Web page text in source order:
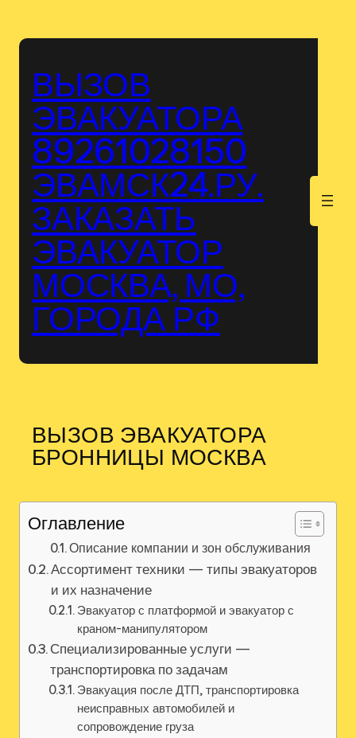
ВЫЗОВ
ЭВАКУАТОРА
89261028150
ЭВАМСК24.РУ.
ЗАКАЗАТЬ
ЭВАКУАТОР
МОСКВА, МО,
ГОРОДА РФ
ВЫЗОВ ЭВАКУАТОРА
БРОННИЦЫ МОСКВА
Оглавление
Описание компании и зон обслуживания
Ассортимент техники — типы эвакуаторов
и их назначение
Эвакуатор с платформой и эвакуатор с
краном-манипулятором
Специализированные услуги —
транспортировка по задачам
Эвакуация после ДТП‚ транспортировка
неисправных автомобилей и
сопровождение груза